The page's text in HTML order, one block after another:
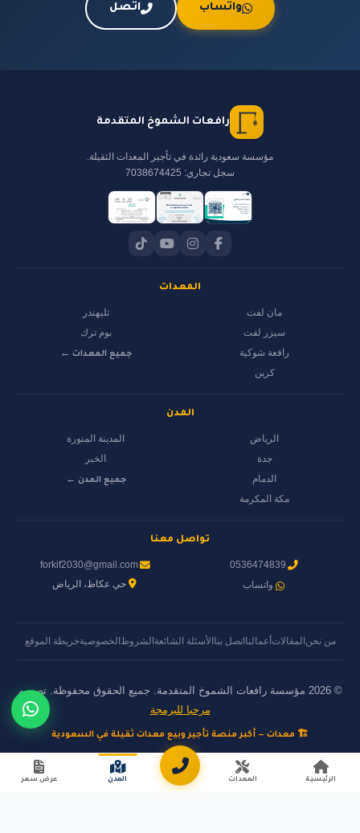
واتساب اتصل
رافعات الشموخ المتقدمة
مؤسسة سعودية رائدة في تأجير المعدات الثقيلة.
سجل تجاري: 7038674425
المعدات
مان لفت
سيزر لفت
رافعة شوكية
كرين
تليهندر
بوم ترك
جميع المعدات ←
المدن
الرياض
جدة
الدمام
مكة المكرمة
المدينة المنورة
الخبر
جميع المدن ←
تواصل معنا
0536474839
واتساب
forkif2030@gmail.com
حي عكاظ، الرياض
من نحنالمقالات أعمالنااتصل بناالأسئلة الشائعةالشروط الخصوصيةخريطة الموقع
© 2026 مؤسسة رافعات الشموخ المتقدمة. جميع الحقوق محفوظة. تصميم
مرحبا للبرمجة
🏗️ معدات — أكبر منصة تأجير وبيع معدات ثقيلة في السعودية
الرئيسية المعدات المدن عرض سعر